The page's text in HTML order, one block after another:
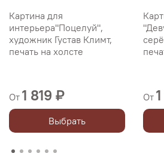
Картина для
интерьера"Поцелуй",
художник Густав Климт,
печать на холсте
От 1 819 ₽
Выбрать
От